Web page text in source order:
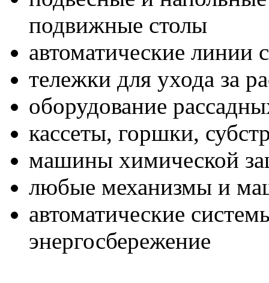
подвижные столы
автоматические линии
тележки для ухода за
оборудование
кассеты, горшки,
машины химической
любые механизмы и
автоматические
энергосбережение